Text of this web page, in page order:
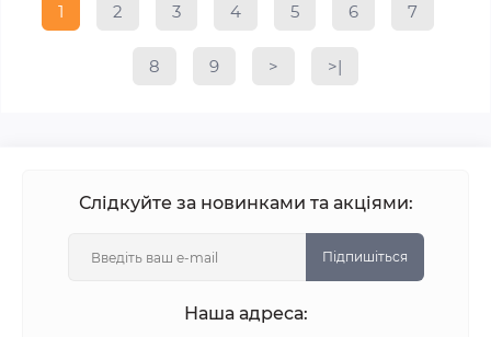
1 2 3 4 5 6 7
8 9 > >|
Слідкуйте за новинками та акціями:
Підпишіться
Наша адреса: